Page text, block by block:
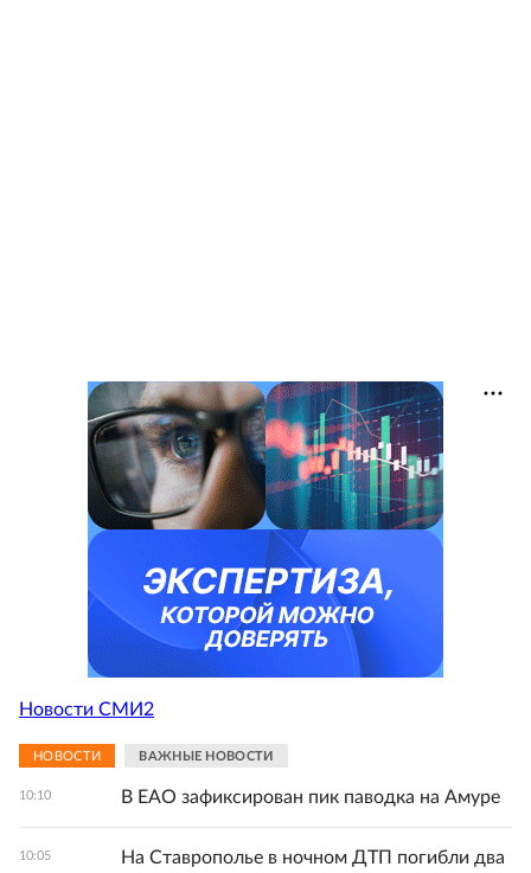
Новости СМИ2
НОВОСТИ ВАЖНЫЕ НОВОСТИ
10:10 В ЕАО зафиксирован пик паводка на Амуре
10:05
На Ставрополье в ночном ДТП погибли два